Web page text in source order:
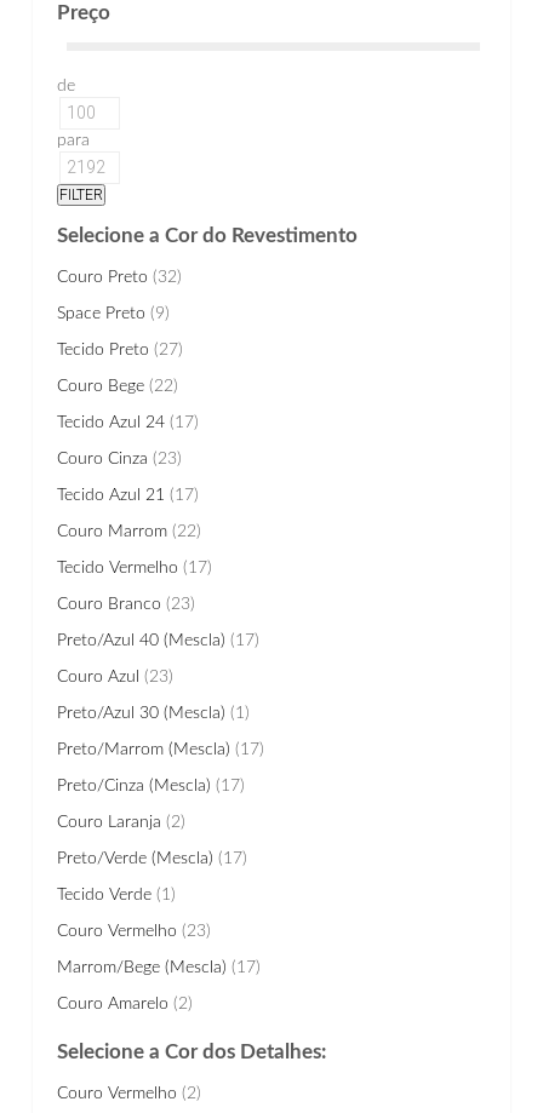
Preço
de
para
Selecione a Cor do Revestimento
Couro Preto (32)
Space Preto (9)
Tecido Preto (27)
Couro Bege(22)
Tecido Azul 24(17)
Couro Cinza (23)
Tecido Azul 21 (17)
Couro Marrom(22)
Tecido Vermelho (17)
Couro Branco (23)
Preto/Azul 40 (Mescla) (17)
Couro Azul (23)
Preto/Azul 30 (Mescla) (1)
Preto/Marrom (Mescla) (17)
Preto/Cinza (Mescla) (17)
Couro Laranja (2)
Preto/Verde (Mescla) (17)
Tecido Verde(1)
Couro Vermelho (23)
Marrom/Bege (Mescla) (17)
Couro Amarelo (2)
Selecione a Cor dos Detalhes:
Couro Vermelho (2)